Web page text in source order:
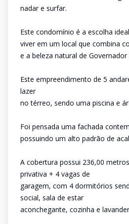
nadar e surfar.
Este condomínio é a escolha
viver em um local que combina
e a beleza natural de Governador
Este empreendimento de 5
lazer
no térreo, sendo uma piscina e
Foi pensada uma fachada
possuindo um alto padrão de
A cobertura possui 236,00
privativa + 4 vagas de
garagem, com 4 dormitórios
social, sala de estar
aconchegante, cozinha e